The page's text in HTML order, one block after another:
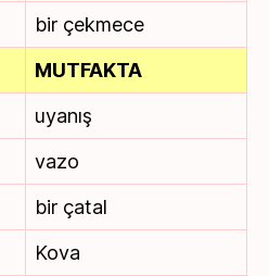
bir çekmece
MUTFAKTA
uyanış
vazo
bir çatal
Kova